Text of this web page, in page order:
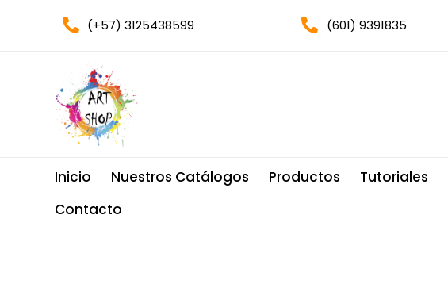
(+57) 3125438599 (601) 9391835
Inicio Nuestros Catálogos Productos Tutoriales
Contacto